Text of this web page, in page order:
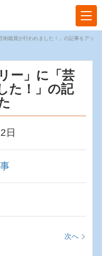
術鑑賞が行われました！」の記事をアッ
ー」に「芸
た！」の記
日
次へ